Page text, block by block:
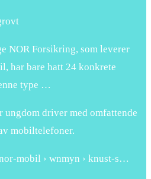
NOR Forsikring, som leverer
har bare hatt 24 konkrete
type …
ungdom driver med omfattende
mobiltelefoner.
mobil › wnmyn › knust-s…